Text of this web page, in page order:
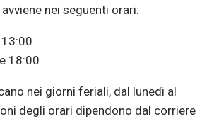
nei seguenti orari:
18:00
nei giorni feriali, dal lunedì al
degli orari dipendono dal corriere